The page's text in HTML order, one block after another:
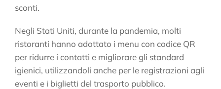
sconti.
Negli Stati Uniti, durante la pandemia, molti
ristoranti hanno adottato i menu con codice QR
per ridurre i contatti e migliorare gli standard
igienici, utilizzandoli anche per le registrazioni agli
eventi e i biglietti del trasporto pubblico.